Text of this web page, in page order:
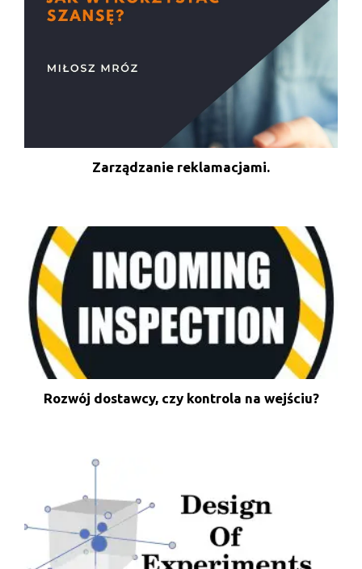
Zarządzanie reklamacjami.
Rozwój dostawcy, czy kontrola na wejściu?